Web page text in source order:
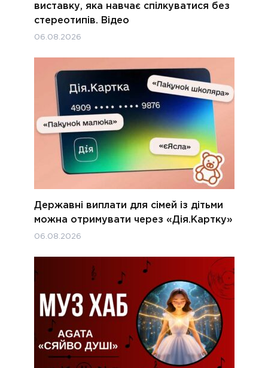
виставку, яка навчає спілкуватися без
стереотипів. Відео
06.08.2026
Державні виплати для сімей із дітьми
можна отримувати через «Дія.Картку»
06.08.2026